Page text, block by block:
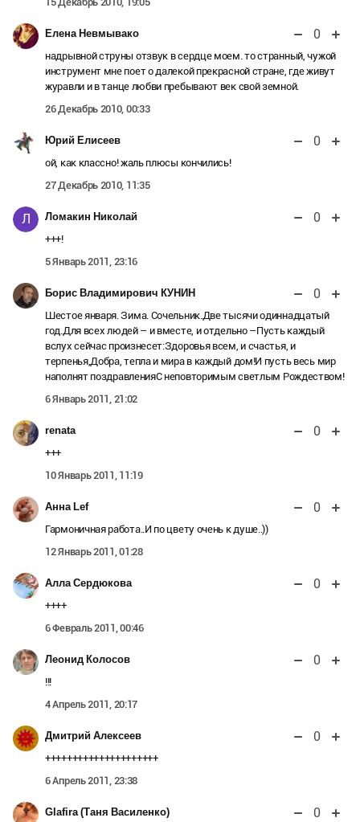
Елена Невмывако 0
надрывной струны отзвук в сердце моем. то странный, чужой
инструмент мне поет о далекой прекрасной стране, где живут
журавли и в танце любви пребывают век свой земной.
26 Декабрь 2010, 00:33
Юрий Елисеев 0
ой, как классно! жаль плюсы кончились!
27 Декабрь 2010, 11:35
Л Ломакин Николай 0
+++!
5 Январь 2011, 23:16
Борис Владимирович КУНИН 0
Шестое января. Зима. Сочельник.Две тысячи одиннадцатый
год.Для всех людей – и вместе, и отдельно –Пусть каждый
вслух сейчас произнесет:Здоровья всем, и счастья, и
терпенья,Добра, тепла и мира в каждый дом!И пусть весь мир
наполнят поздравленияС неповторимым светлым Рождеством!
6 Январь 2011, 21:02
renata 0
+++
10 Январь 2011, 11:19
Анна Lef 0
Гармоничная работа..И по цвету очень к душе..))
12 Январь 2011, 01:28
Алла Сердюкова 0
++++
6 Февраль 2011, 00:46
Леонид Колосов 0
!!!
4 Апрель 2011, 20:17
Дмитрий Алексеев 0
+++++++++++++++++++++
6 Апрель 2011, 23:38
Glafira (Таня Василенко) 0